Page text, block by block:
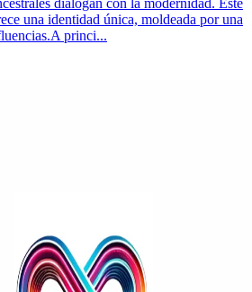
dialogan con la modernidad. Este
una identidad única, moldeada por una
princi...